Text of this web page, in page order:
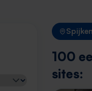
100
sites: